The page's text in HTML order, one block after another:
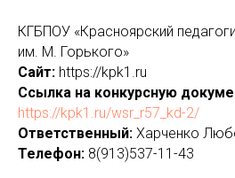
КГБПОУ «Красноярский
им. М. Горького»
Сайт: https://kpk1.ru
Ссылка на конкурсную
https://kpk1.ru/wsr_r57_kd-2/
Ответственный: Харченко
Телефон: 8(913)537-11-43